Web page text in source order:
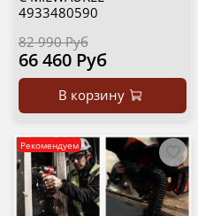
4933480590
82 990 Руб
66 460 Руб
В корзину
Рекомендуем